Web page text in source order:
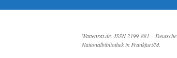
Wattenrat.de: ISSN 2199-881 – Deutsche
Nationalbibliothek in Frankfurt/M.